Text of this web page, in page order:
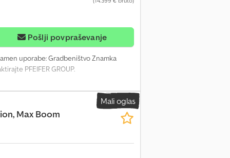
Pošlji povpraševanje
uporabe: Gradbeništvo Znamka
PFEIFER GROUP.
Mali oglas
Max Boom